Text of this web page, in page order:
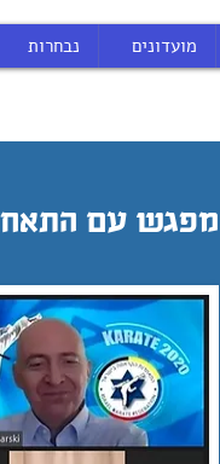
מועדונים נבחרות
מפגש עם